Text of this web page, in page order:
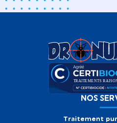
NOS
Traitement